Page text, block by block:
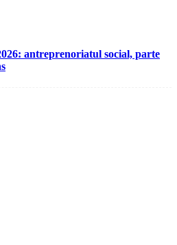
antreprenoriatul social, parte